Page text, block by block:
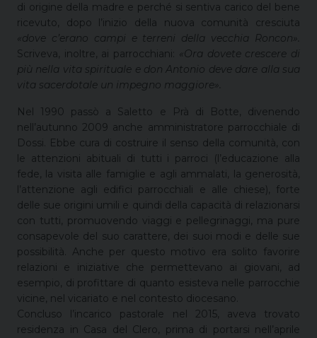
di origine della madre e perché si sentiva carico del bene
ricevuto, dopo l’inizio della nuova comunità cresciuta
«dove c’erano campi e terreni della vecchia Roncon».
Scriveva, inoltre, ai parrocchiani: «Ora dovete crescere di
più nella vita spirituale e don Antonio deve dare alla sua
vita sacerdotale un impegno maggiore».
Nel 1990 passò a Saletto e Prà di Botte, divenendo
nell’autunno 2009 anche amministratore parrocchiale di
Dossi. Ebbe cura di costruire il senso della comunità, con
le attenzioni abituali di tutti i parroci (l’educazione alla
fede, la visita alle famiglie e agli ammalati, la generosità,
l’attenzione agli edifici parrocchiali e alle chiese), forte
delle sue origini umili e quindi della capacità di relazionarsi
con tutti, promuovendo viaggi e pellegrinaggi, ma pure
consapevole del suo carattere, dei suoi modi e delle sue
possibilità. Anche per questo motivo era solito favorire
relazioni e iniziative che permettevano ai giovani, ad
esempio, di profittare di quanto esisteva nelle parrocchie
vicine, nel vicariato e nel contesto diocesano.
Concluso l’incarico pastorale nel 2015, aveva trovato
residenza in Casa del Clero, prima di portarsi nell’aprile